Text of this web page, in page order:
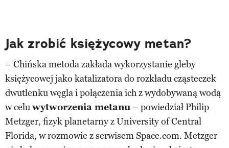
Jak zrobić księżycowy metan?
– Chińska metoda zakłada wykorzystanie gleby
księżycowej jako katalizatora do rozkładu cząsteczek
dwutlenku węgla i połączenia ich z wydobywaną wodą
w celuwytworzenia metanu– powiedział Philip
Metzger, fizyk planetarny z University of Central
Florida, w rozmowie z serwisem Space.com. Metzger